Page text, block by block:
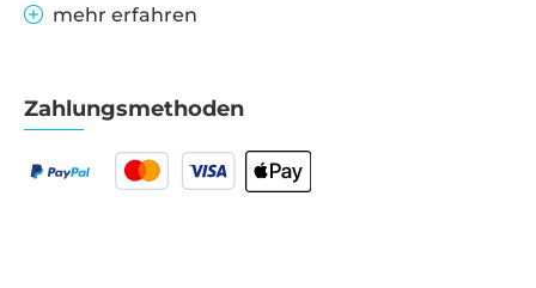
mehr erfahren
Zahlungsmethoden